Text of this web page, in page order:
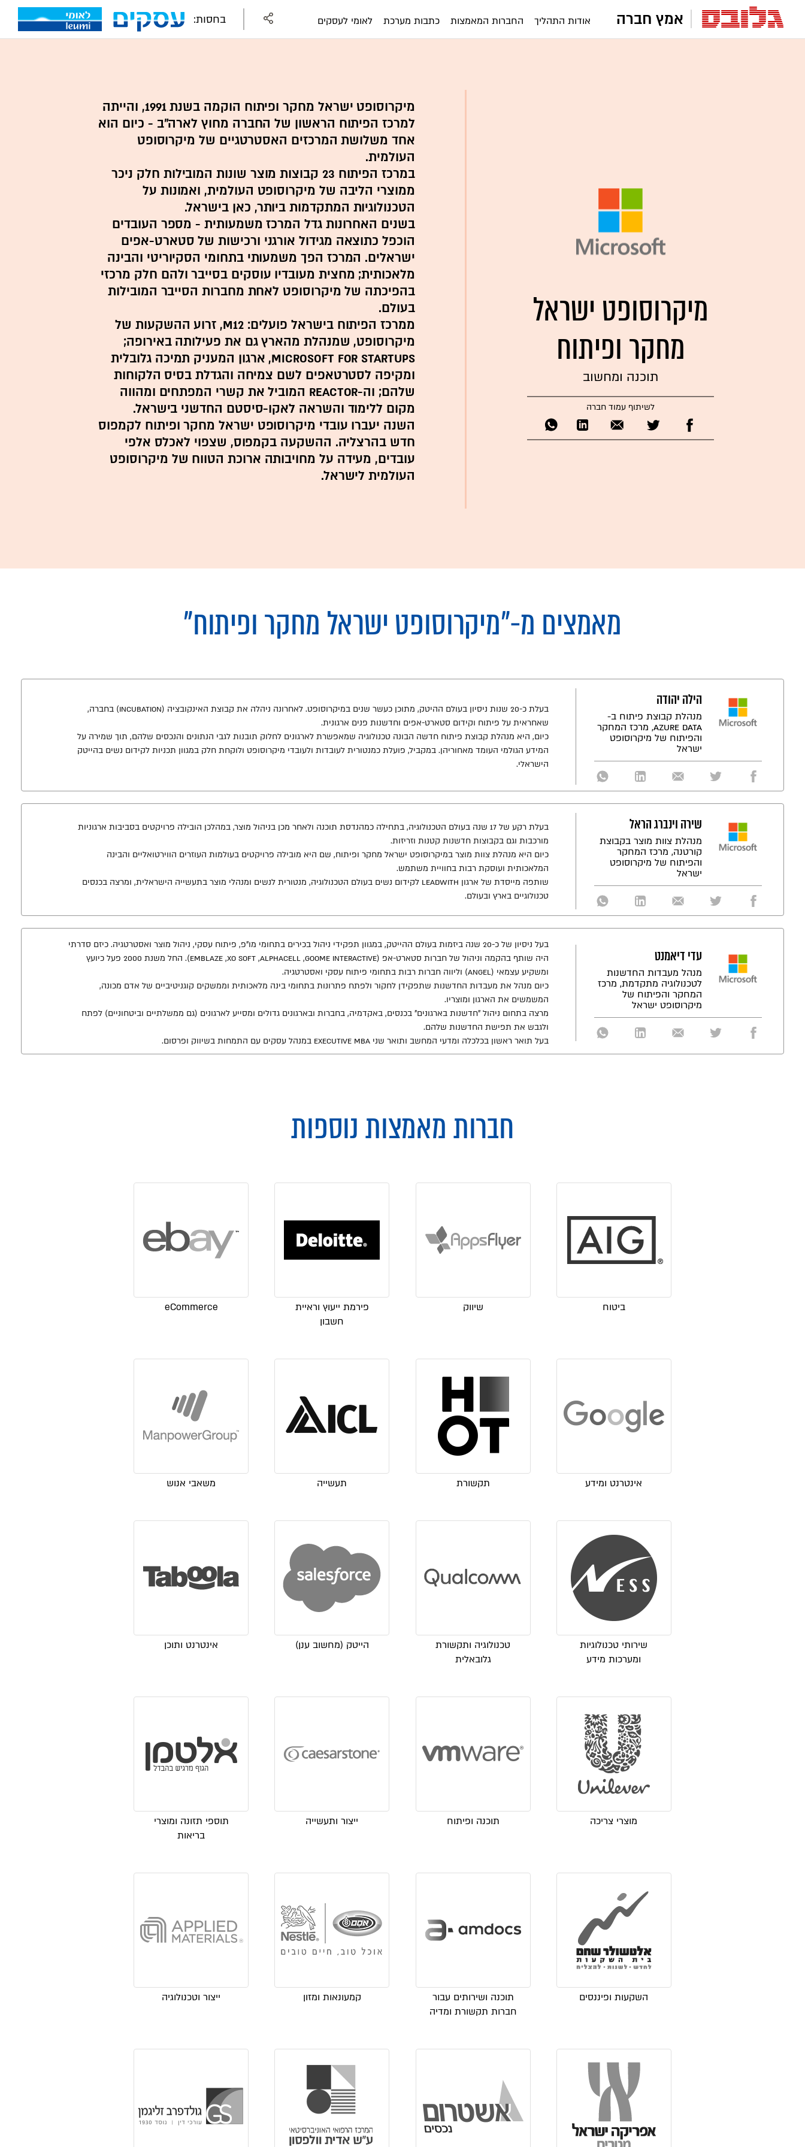
אמץ חברה אודות התהליך החברות המאמצות כתבות מערכת לאומי לעסקים בחסות:
מיקרוסופט ישראל
מחקר ופיתוח
תוכנה ומחשוב
לשיתוף עמוד חברה
מיקרוסופט ישראל מחקר ופיתוח הוקמה בשנת 1991, והייתה
למרכז הפיתוח הראשון של החברה מחוץ לארה"ב - כיום הוא
אחד משלושת המרכזים האסטרטגיים של מיקרוסופט
העולמית.
במרכז הפיתוח 23 קבוצות מוצר שונות המובילות חלק ניכר
ממוצרי הליבה של מיקרוסופט העולמית, ואמונות על
הטכנולוגיות המתקדמות ביותר, כאן בישראל.
בשנים האחרונות גדל המרכז משמעותית - מספר העובדים
הוכפל כתוצאה מגידול אורגני ורכישות של סטארט-אפים
ישראלים. המרכז הפך משמעותי בתחומי הסקיוריטי והבינה
מלאכותית; מחצית מעובדיו עוסקים בסייבר ולהם חלק מרכזי
בהפיכתה של מיקרוסופט לאחת מחברות הסייבר המובילות
בעולם.
ממרכז הפיתוח בישראל פועלים: M12, זרוע ההשקעות של
מיקרוסופט, שמנהלת מהארץ גם את פעילותה באירופה;
Microsoft For Startups, ארגון המעניק תמיכה גלובלית
ומקיפה לסטרטאפים לשם צמיחה והגדלת בסיס הלקוחות
שלהם; וה-Reactor המוביל את קשרי המפתחים ומהווה
מקום ללימוד והשראה לאקו-סיסטם החדשני בישראל.
השנה יעברו עובדי מיקרוסופט ישראל מחקר ופיתוח לקמפוס
חדש בהרצליה. ההשקעה בקמפוס, שצפוי לאכלס אלפי
עובדים, מעידה על מחויבותה ארוכת הטווח של מיקרוסופט
העולמית לישראל.
מאמצים מ-"מיקרוסופט ישראל מחקר ופיתוח"
הילה יהודה
מנהלת קבוצת פיתוח ב-
Azure Data, מרכז המחקר
והפיתוח של מיקרוסופט
ישראל
בעלת כ-20 שנות ניסיון בעולם ההיטק, מתוכן כעשר שנים במיקרוסופט. לאחרונה ניהלה את קבוצת האינקובציה (incubation) בחברה,
שאחראית על פיתוח וקידום סטארט-אפים וחדשנות פנים ארגונית.
כיום, היא מנהלת קבוצת פיתוח חדשה הבונה טכנולוגיה שמאפשרת לארגונים לחלוק תובנות לגבי הנתונים והנכסים שלהם, תוך שמירה על
המידע הגולמי העומד מאחוריהן. במקביל, פועלת כמנטורית לעובדות ולעובדי מיקרוסופט ולוקחת חלק במגוון תכניות לקידום נשים בהייטק
הישראלי.
שירה וינברג הראל
מנהלת צוות מוצר בקבוצת
קורטנה, מרכז המחקר
והפיתוח של מיקרוסופט
ישראל
בעלת רקע של 17 שנה בעולם הטכנולוגיה, בתחילה כמהנדסת תוכנה ולאחר מכן בניהול מוצר, במהלכן הובילה פרויקטים בסביבות ארגוניות
מורכבות וגם בקבוצות חדשנות קטנות וזריזות.
כיום היא מנהלת צוות מוצר במיקרוסופט ישראל מחקר ופיתוח, שם היא מובילה פרויקטים בעולמות העוזרים הווירטואליים והבינה
המלאכותית ועוסקת רבות בחוויית משתמש.
שותפה מייסדת של ארגון LeadWith לקידום נשים בעולם הטכנולוגיה, מנטורית לנשים ומנהלי מוצר בתעשייה הישראלית, ומרצה בכנסים
טכנולוגיים בארץ ובעולם.
עדי דיאמנט
מנהל מעבדות החדשנות
לטכנולוגיה מתקדמת, מרכז
המחקר והפיתוח של
מיקרוסופט ישראל
בעל ניסיון של כ-20 שנה ביזמות בעולם ההייטק, במגוון תפקידי ניהול בכירים בתחומי מו"פ, פיתוח עסקי, ניהול מוצר ואסטרטגיה. כיזם סדרתי
היה שותף בהקמה וניהול של חברות סטארט-אפ (Emblaze ,XO Soft ,AlphaCell ,GooMe Interactive). החל משנת 2000 פעל כיועץ
ומשקיע עצמאי (angel) וליווה חברות רבות בתחומי פיתוח עסקי ואסטרטגיה.
כיום מנהל את מעבדות החדשנות שתפקידן לחקור ולפתח פתרונות בתחומי בינה מלאכותית וממשקים קוגניטיביים של אדם מכונה,
המשמשים את הארגון ומוצריו.
מרצה בתחום ניהול "חדשנות בארגונים" בכנסים, באקדמיה, בחברות ובארגונים גדולים ומסייע לארגונים (גם ממשלתיים וביטחוניים) לפתח
ולגבש את תפישת החדשנות שלהם.
בעל תואר ראשון בכלכלה ומדעי המחשב ותואר שני Executive MBA במנהל עסקים עם התמחות בשיווק ופרסום.
חברות מאמצות נוספות
ביטוח שיווק
פירמת ייעוץ וראיית
חשבון
eCommerce
אינטרנט ומידע תקשורת תעשייה משאבי אנוש
שירותי טכנולוגיות
ומערכות מידע
טכנולוגיה ותקשורת
גלובאלית
הייטק (מחשוב ענן) אינטרנט ותוכן
מוצרי צריכה תוכנה ופיתוח ייצור ותעשייה
תוספי תזונה ומוצרי
בריאות
השקעות ופיננסים
תוכנה ושירותים עבור
חברות תקשורת ומדיה
קמעונאות ומזון ייצור וטכנולוגיה